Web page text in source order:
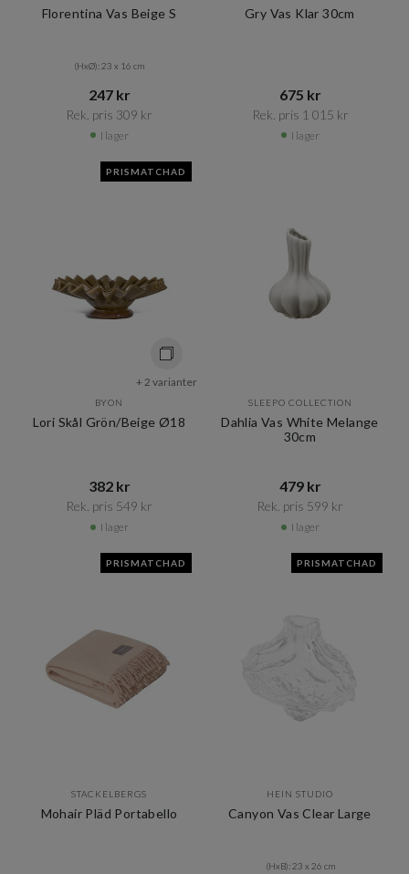
Florentina Vas Beige S
(HxØ): 23 x 16 cm
247 kr​​
Rek. pris 309 kr​​
I lager
Gry Vas Klar 30cm
675 kr​​
Rek. pris 1 015 kr​​
I lager
PRISMATCHAD
+ 2 varianter
BYON
Lori Skål Grön/Beige Ø18
382 kr​​
Rek. pris 549 kr​​
I lager
SLEEPO COLLECTION
Dahlia Vas White Melange
30cm
479 kr​​
Rek. pris 599 kr​​
I lager
PRISMATCHAD
STACKELBERGS
Mohair Pläd Portabello
PRISMATCHAD
HEIN STUDIO
Canyon Vas Clear Large
(HxB): 23 x 26 cm